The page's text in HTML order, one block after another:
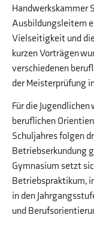
Handwerkskammer
Ausbildungsleitern
Vielseitigkeit und
kurzen Vorträgen
verschiedenen
der Meisterprüfung
Für die
beruflichen
Schuljahres folgen
Betriebserkundung
Gymnasium setzt
Betriebspraktikum,
in den
und